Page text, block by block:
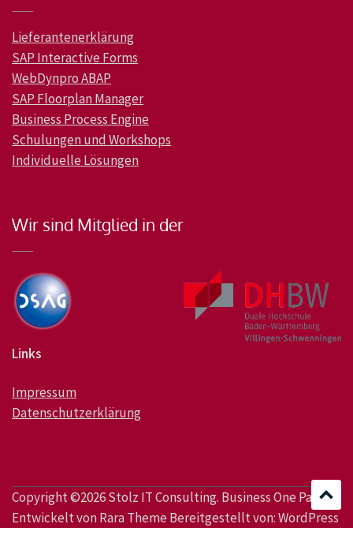
Lieferantenerklärung
SAP Interactive Forms
WebDynpro ABAP
SAP Floorplan Manager
Business Process Engine
Schulungen und Workshops
Individuelle Lösungen
Wir sind Mitglied in der
Links
Impressum
Datenschutzerklärung
Copyright ©2026Stolz IT Consulting. Business One Page |
Entwickelt vonRara ThemeBereitgestellt von:WordPress